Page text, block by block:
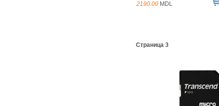
2190.00 MDL
Страница 3